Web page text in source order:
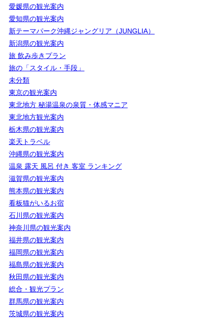
愛媛県の観光案内
愛知県の観光案内
新テーマパーク沖縄ジャングリア（JUNGLIA）
新潟県の観光案内
旅 飲み歩きプラン
旅の「スタイル・手段」
未分類
東京の観光案内
東北地方 秘湯温泉の泉質・体感マニア
東北地方観光案内
栃木県の観光案内
楽天トラベル
沖縄県の観光案内
温泉 露天 風呂 付き 客室 ランキング
滋賀県の観光案内
熊本県の観光案内
看板猫がいるお宿
石川県の観光案内
神奈川県の観光案内
福井県の観光案内
福岡県の観光案内
福島県の観光案内
秋田県の観光案内
総合・観光プラン
群馬県の観光案内
茨城県の観光案内